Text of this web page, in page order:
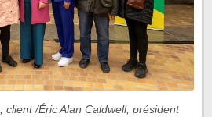
client /Éric Alan Caldwell, président